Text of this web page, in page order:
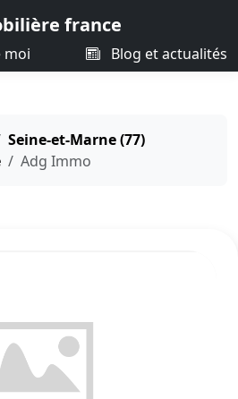
france
moi Blog et actualités
Seine-et-Marne (77)
Adg Immo